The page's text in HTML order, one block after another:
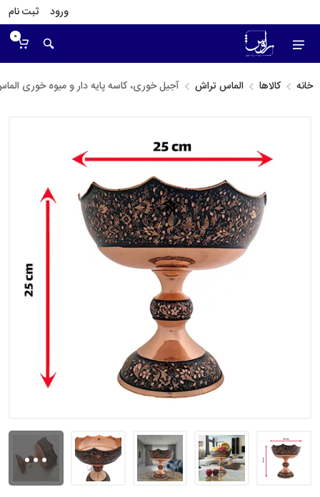
ورود ثبت نام
0
خانه کالاها الماس تراش آجیل خوری، کاسه پایه دار و میوه خوری
...